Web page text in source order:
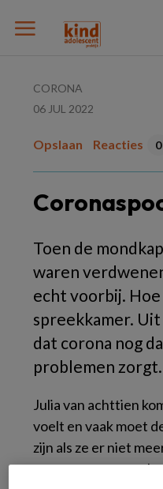
CORONA
06 JUL 2022
Opslaan Reacties 0
Toen de
waren
echt voorbij. Hoe
spreekkamer.
dat corona nog
problemen zorgt.
Julia van achttien
voelt en vaak moet
zijn als ze er niet
geen zorgen meer